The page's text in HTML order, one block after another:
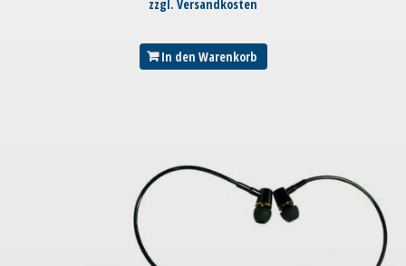
zzgl. Versandkosten
In den Warenkorb